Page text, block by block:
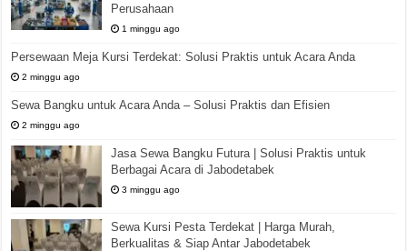
Perusahaan
1 minggu ago
Persewaan Meja Kursi Terdekat: Solusi Praktis untuk Acara Anda
2 minggu ago
Sewa Bangku untuk Acara Anda – Solusi Praktis dan Efisien
2 minggu ago
Jasa Sewa Bangku Futura | Solusi Praktis untuk
Berbagai Acara di Jabodetabek
3 minggu ago
Sewa Kursi Pesta Terdekat | Harga Murah,
Berkualitas & Siap Antar Jabodetabek